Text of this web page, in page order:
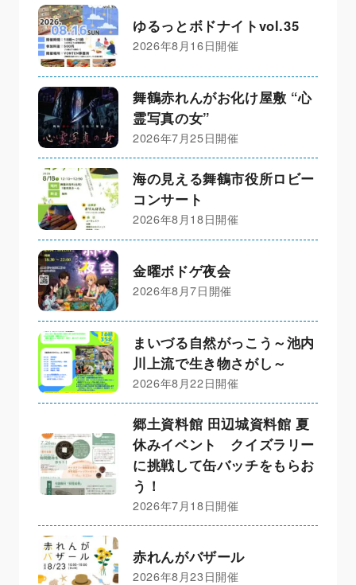
ゆるっとボドナイトvol.35
2026年8月16日開催
舞鶴赤れんがお化け屋敷 “心
霊写真の女”
2026年7月25日開催
海の見える舞鶴市役所ロビー
コンサート
2026年8月18日開催
金曜ボドゲ夜会
2026年8月7日開催
まいづる自然がっこう～池内
川上流で生き物さがし～
2026年8月22日開催
郷土資料館 田辺城資料館 夏
休みイベント クイズラリー
に挑戦して缶バッチをもらお
う！
2026年7月18日開催
赤れんがバザール
2026年8月23日開催